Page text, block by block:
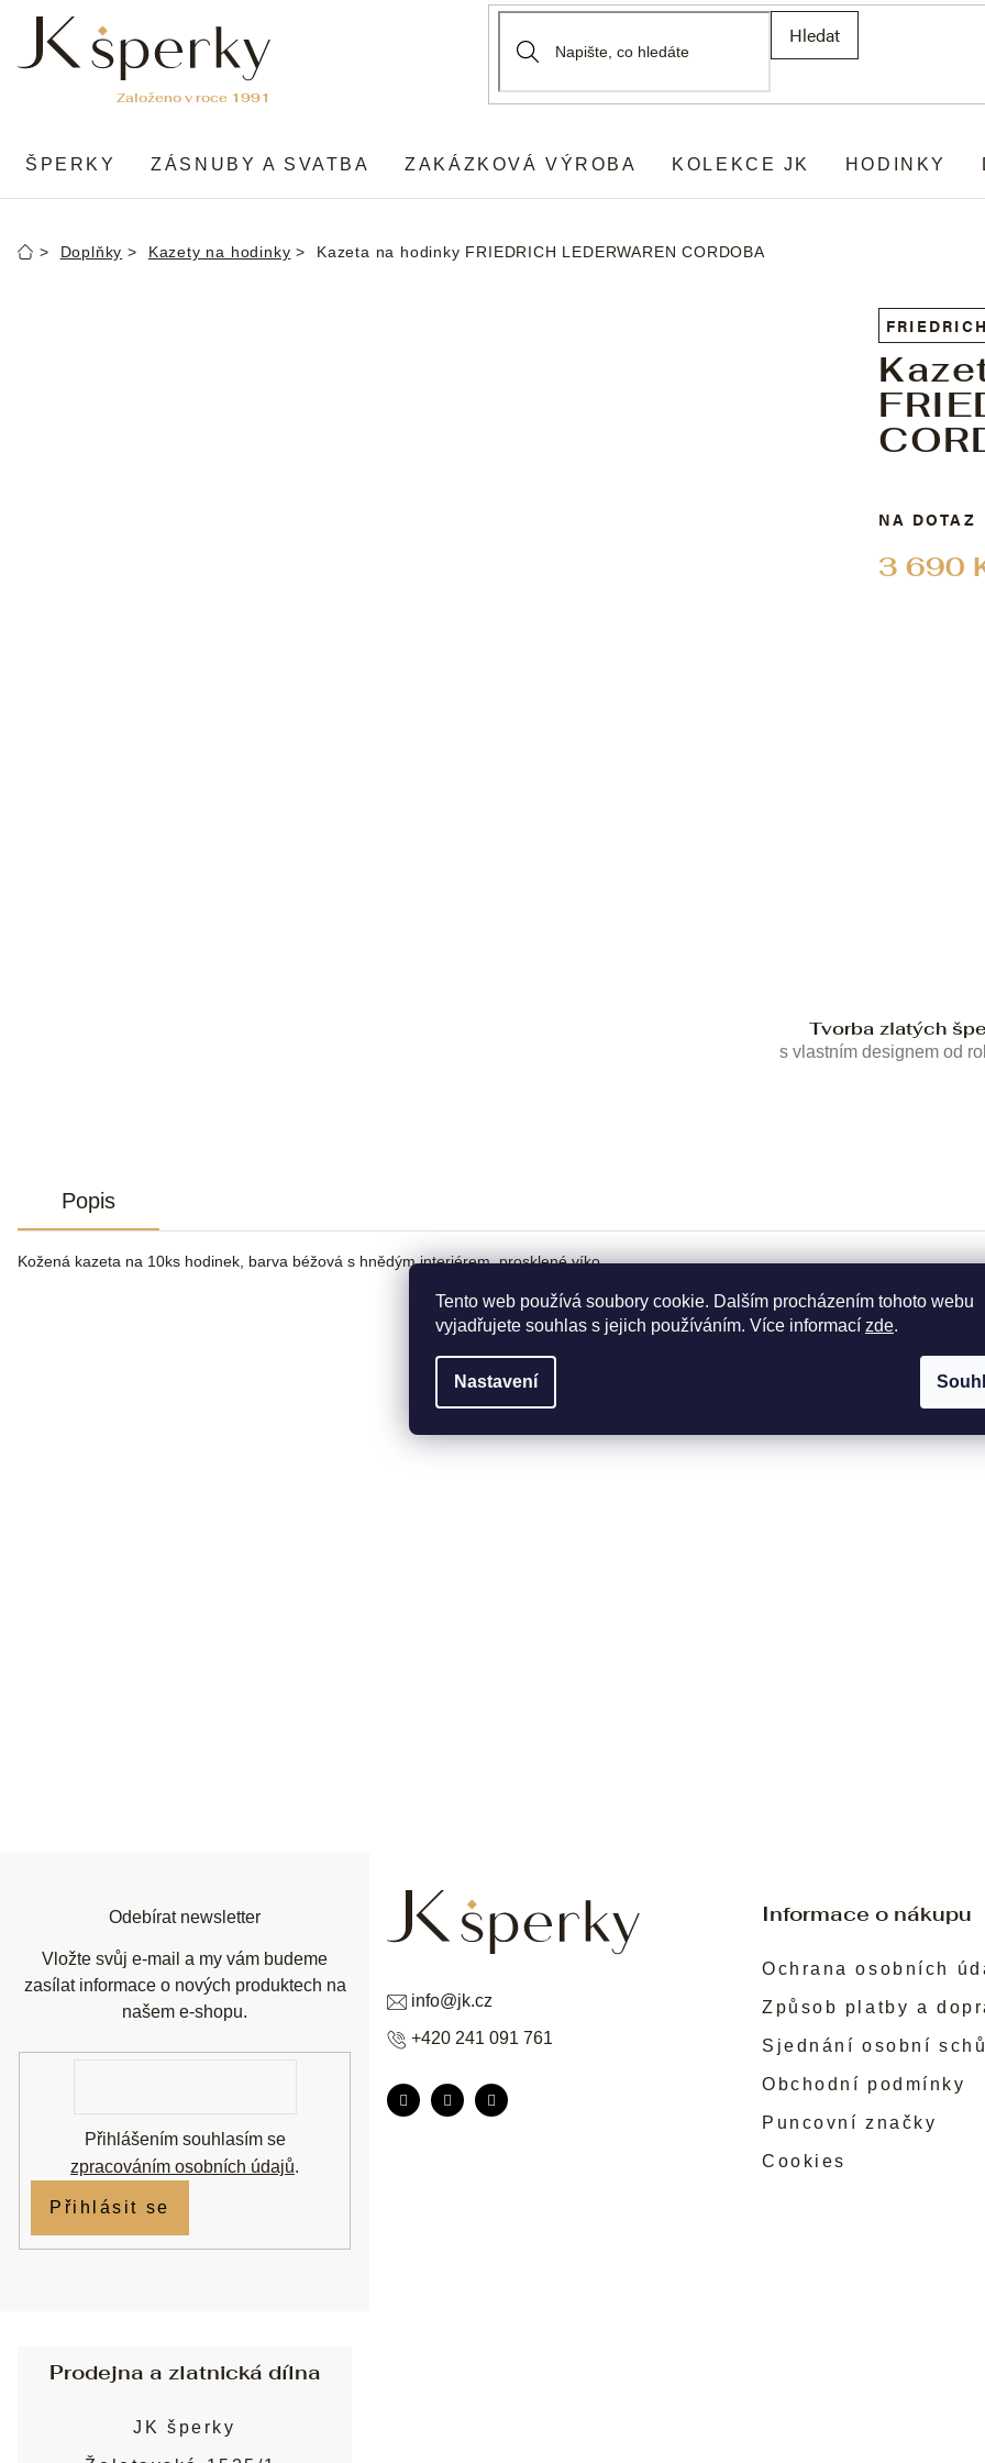
Tento web používá soubory cookie. Dalším procházením tohoto webu
vyjadřujete souhlas s jejich používáním. Více informací zde.
Nastavení
obsah
Hledat
ŠPERKY ZÁSNUBY A SVATBA ZAKÁZKOVÁ VÝROBA KOLEKCE JK HODINKY
DomůDoplňky Kazety na hodinky Kazeta na hodinky FRIEDRICH LEDERWAREN CORDOBA
3 690
NA DOTAZ
Tvorba zlatých
s vlastním designem od
Popis
Kožená kazeta na 10ks hodinek, barva béžová s hnědým interiérem, prosklené víko.
Informace o nákupu
Ochrana osobních
Způsob platby a
Sjednání osobní
Obchodní podmínky
Puncovní značky
Cookies
info@jk.cz
+420 241 091 761
Odebírat newsletter
Vložte svůj e-mail a my vám budeme
zasílat informace o nových produktech na
našem e-shopu.
Přihlášením souhlasím se
zpracováním osobních údajů.
Přihlásit se
Prodejna a zlatnická dílna
JK šperky